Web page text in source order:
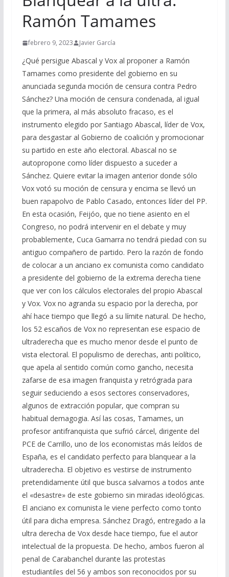
Ramón Tamames
febrero 9, 2023 Javier García
¿Qué persigue Abascal y Vox al proponer a Ramón
Tamames como presidente del gobierno en su
anunciada segunda moción de censura contra Pedro
Sánchez? Una moción de censura condenada, al igual
que la primera, al más absoluto fracaso, es el
instrumento elegido por Santiago Abascal, líder de Vox,
para desgastar al Gobierno de coalición y promocionar
su partido en este año electoral. Abascal no se
autopropone como líder dispuesto a suceder a
Sánchez. Quiere evitar la imagen anterior donde sólo
Vox votó su moción de censura y encima se llevó un
buen rapapolvo de Pablo Casado, entonces líder del PP.
En esta ocasión, Feijóo, que no tiene asiento en el
Congreso, no podrá intervenir en el debate y muy
probablemente, Cuca Gamarra no tendrá piedad con su
antiguo compañero de partido. Pero la razón de fondo
de colocar a un anciano ex comunista como candidato
a presidente del gobierno de la extrema derecha tiene
que ver con los cálculos electorales del propio Abascal
y Vox. Vox no agranda su espacio por la derecha, por
ahí hace tiempo que llegó a su límite natural. De hecho,
los 52 escaños de Vox no representan ese espacio de
ultraderecha que es mucho menor desde el punto de
vista electoral. El populismo de derechas, anti político,
que apela al sentido común como gancho, necesita
zafarse de esa imagen franquista y retrógrada para
seguir seduciendo a esos sectores conservadores,
algunos de extracción popular, que compran su
habitual demagogia. Así las cosas, Tamames, un
profesor antifranquista que sufrió cárcel, dirigente del
PCE de Carrillo, uno de los economistas más leídos de
España, es el candidato perfecto para blanquear a la
ultraderecha. El objetivo es vestirse de instrumento
pretendidamente útil que busca salvarnos a todos ante
el «desastre» de este gobierno sin miradas ideológicas.
El anciano ex comunista le viene perfecto como tonto
útil para dicha empresa. Sánchez Dragó, entregado a la
ultra derecha de Vox desde hace tiempo, fue el autor
intelectual de la propuesta. De hecho, ambos fueron al
penal de Carabanchel durante las protestas
estudiantiles del 56 y ambos son reconocidos por su